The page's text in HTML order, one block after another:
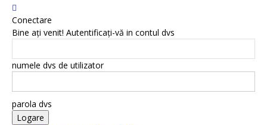
Conectare
Bine ați venit! Autentificați-vă in contul dvs
numele dvs de utilizator
parola dvs